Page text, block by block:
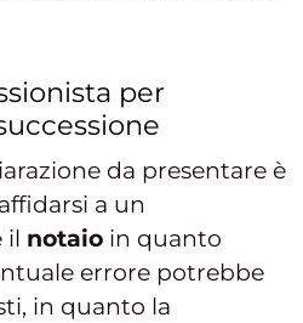
per
da presentare è
a un
il notaio in quanto
errore potrebbe
in quanto la